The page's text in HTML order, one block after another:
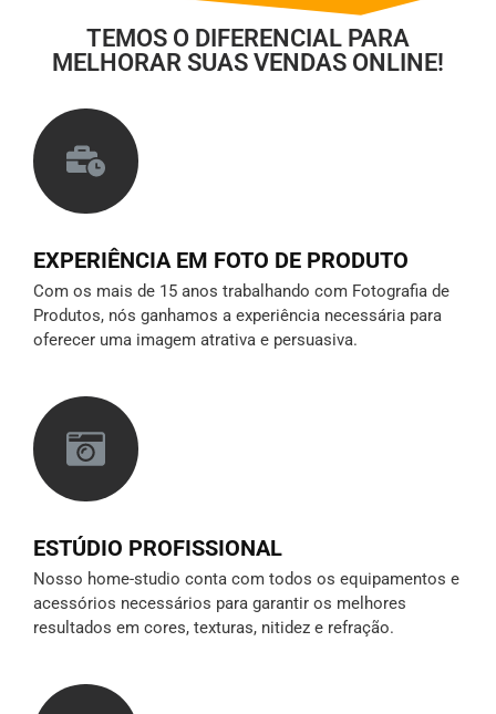
TEMOS O DIFERENCIAL PARA
MELHORAR SUAS VENDAS ONLINE!
EXPERIÊNCIA EM FOTO DE PRODUTO
Com os mais de 15 anos trabalhando com Fotografia de
Produtos, nós ganhamos a experiência necessária para
oferecer uma imagem atrativa e persuasiva.
ESTÚDIO PROFISSIONAL
Nosso home-studio conta com todos os equipamentos e
acessórios necessários para garantir os melhores
resultados em cores, texturas, nitidez e refração.